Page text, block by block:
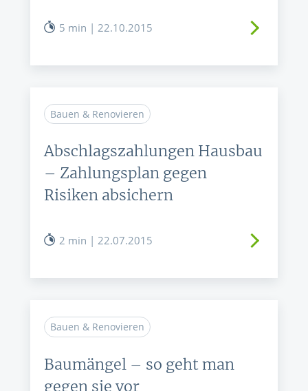
5 min | 22.10.2015
Bauen & Renovieren
Abschlagszahlungen Hausbau
– Zahlungsplan gegen
Risiken absichern
2 min | 22.07.2015
Bauen & Renovieren
Baumängel – so geht man
gegen sie vor